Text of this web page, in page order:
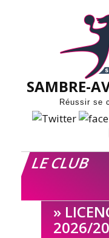
SAMBRE-
Réussir se
LE CLUB
2026/